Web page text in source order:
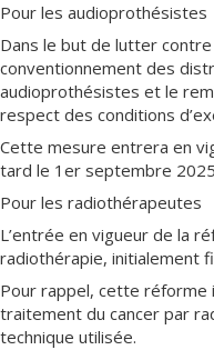
Pour les audioprothésistes
Dans le but de lutter
conventionnement des
audioprothésistes et le
respect des conditions
Cette mesure entrera en
tard le 1er septembre
Pour les radiothérapeutes
L’entrée en vigueur de la
radiothérapie, initialement
Pour rappel, cette réforme
traitement du cancer par
technique utilisée.